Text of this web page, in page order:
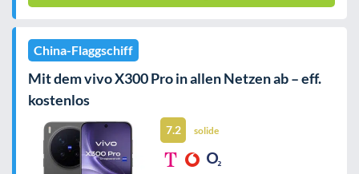
China-Flaggschiff
Mit dem vivo X300 Pro in allen Netzen ab – eff.
kostenlos
7.2 solide